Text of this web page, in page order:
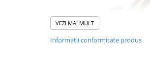
VEZI MAI MULT
Informatii conformitate produs